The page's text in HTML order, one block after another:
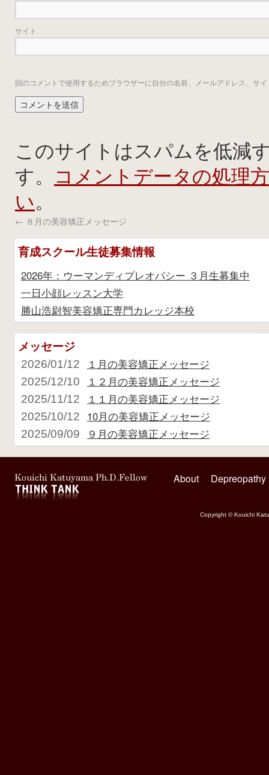
サイト
回のコメントで使用するためブラウザーに自分の名前、メールアドレス、サ
このサイトはスパムを低減
す。
コメントデータの処理
い。
← ８月の美容矯正メッセージ
育成スクール生徒募集情報
2026年：ウーマンディプレオパシー ３月生募集中
一日小顔レッスン大学
勝山浩尉智美容矯正専門カレッジ本校
メッセージ
2026/01/12 １月の美容矯正メッセージ
2025/12/10 １２月の美容矯正メッセージ
2025/11/12 １１月の美容矯正メッセージ
2025/10/12 10月の美容矯正メッセージ
2025/09/09 ９月の美容矯正メッセージ
About Depreopathy
Copyright © Kouichi